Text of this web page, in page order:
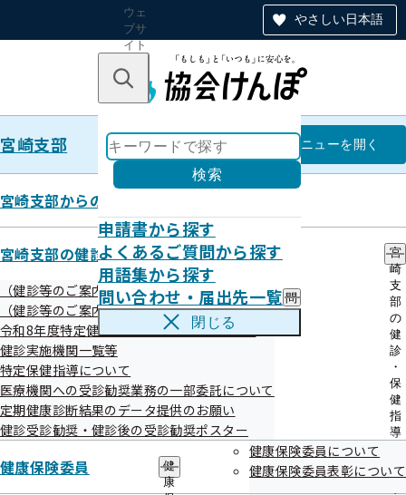
やさしい日本語
ウェ
ブサ
イト
のナ
ン
キーワードで探す
検索
申請書から探す
よくあるご質問から探す
用語集から探す
問い合わせ・届出先一覧 問
い
一
覧
の
閉じる
宮崎支部 宮崎支部
メニューを開く
宮崎支部からのお知らせ
宮崎支部の健診・保健指導のご案内
宮
崎
支
部
の
健
診
・
保
健
指
導
ご
案
（健診等のご案内）ご本人（被保険者）さま
（健診等のご案内）ご家族（被扶養者）さま
令和8年度特定健診（集団健診）のお知らせ
健診実施機関一覧等
特定保健指導について
医療機関への受診勧奨業務の一部委託について
定期健康診断結果のデータ提供のお願い
健診受診勧奨・健診後の受診勧奨ポスター
健康保険委員
健
康
健康保険委員について
健康保険委員表彰について
令和08年01月
お知らせ
令和08年01月29日
第140回全国健康保険協会運営委員会の資料を掲載しました